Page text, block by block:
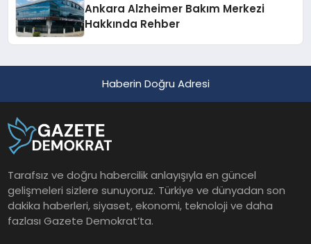
Ankara Alzheimer Bakım Merkezi
Hakkında Rehber
Haberin Doğru Adresi
Tarafsız ve doğru habercilik anlayışıyla en güncel
gelişmeleri sizlere sunuyoruz. Türkiye ve dünyadan son
dakika haberleri, siyaset, ekonomi, teknoloji ve daha
fazlası Gazete Demokrat’ta.